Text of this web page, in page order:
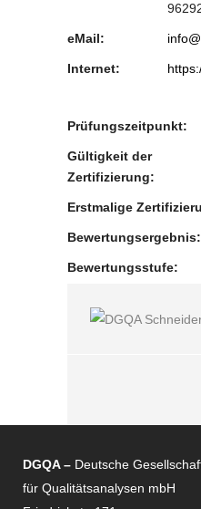
eMail:
Internet:
Prüfungszeitpunkt:
Gültigkeit der
Zertifizierung:
Erstmalige
Bewertungsergebnis:
Bewertungsstufe:
DGQA – Deutsche
für Qualitätsanalysen mbH